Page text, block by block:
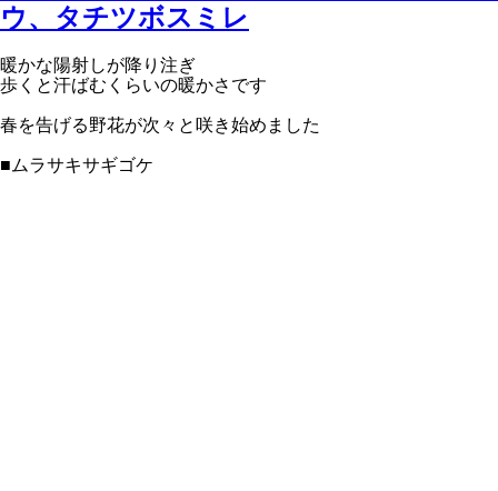
ウ、タチツボスミレ
暖かな陽射しが降り注ぎ
歩くと汗ばむくらいの暖かさです
春を告げる野花が次々と咲き始めました
■ムラサキサギゴケ